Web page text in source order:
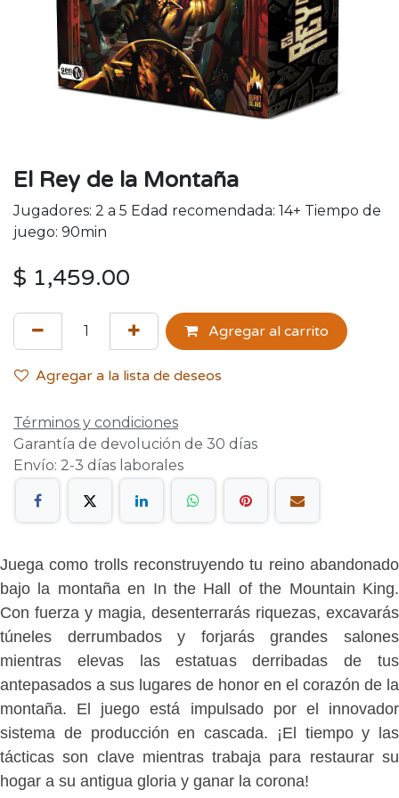
El Rey de la Montaña
Jugadores: 2 a 5 Edad recomendada: 14+ Tiempo de
juego: 90min
$ 1,459.00
Agregar al carrito
Agregar a la lista de deseos
Términos y condiciones
Garantía de devolución de 30 días
Envío: 2-3 días laborales
Juega como trolls reconstruyendo tu reino abandonado
bajo la montaña en In the Hall of the Mountain King.
Con fuerza y magia, desenterrarás riquezas, excavarás
túneles derrumbados y forjarás grandes salones
mientras elevas las estatuas derribadas de tus
antepasados a sus lugares de honor en el corazón de la
montaña. El juego está impulsado por el innovador
sistema de producción en cascada. ¡El tiempo y las
tácticas son clave mientras trabaja para restaurar su
hogar a su antigua gloria y ganar la corona!